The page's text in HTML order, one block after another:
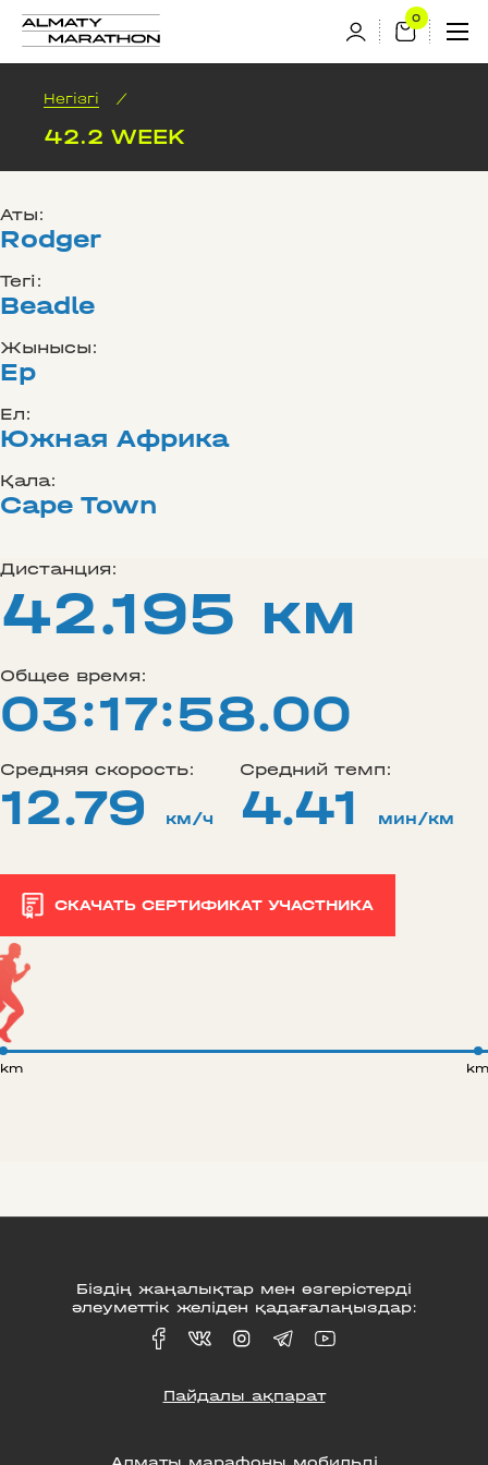
Негізгі /
42.2 WEEK
Аты:
Rodger
Тегі:
Beadle
Жынысы:
Ер
Ел:
Южная Африка
Қала:
Cape Town
Дистанция:
42.195 км
Общее время:
03:17:58.00
Средняя скорость:
12.79 км/ч
Средний темп:
4.41 мин/км
СКАЧАТЬ СЕРТИФИКАТ УЧАСТНИКА
km
Біздің жаңалықтар мен өзгерістерді
әлеуметтік желіден қадағалаңыздар:
Пайдалы ақпарат